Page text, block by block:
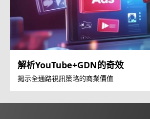
解析YouTube+GDN的奇效
揭示全通路視訊策略的商業價值